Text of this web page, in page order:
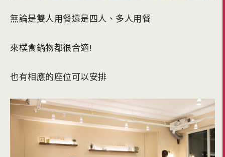
無論是雙人用餐還是四人、多人用餐
來樸食鍋物都很合適!
也有相應的座位可以安排